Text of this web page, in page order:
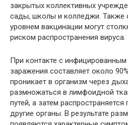
закрытых коллективных
сады, школы и колледжи. Также
уровнем вакцинации могут
риском распространения вируса.
При контакте с
заражения составляет около
проникает в организм через
размножаться в лимфоидной
путей, а затем
другие органы. В результате